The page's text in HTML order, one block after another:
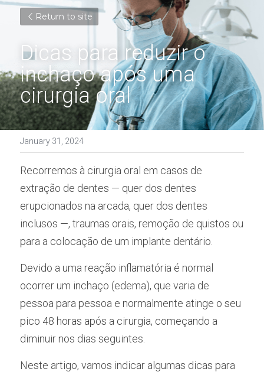
Return to site
Dicas para reduzir o
inchaço após uma
cirurgia oral
January 31, 2024
Recorremos à cirurgia oral em casos de
extração de dentes — quer dos dentes
erupcionados na arcada, quer dos dentes
inclusos —, traumas orais, remoção de quistos ou
para a colocação de um implante dentário.
Devido a uma reação inflamatória é normal
ocorrer um inchaço (edema), que varia de
pessoa para pessoa e normalmente atinge o seu
pico 48 horas após a cirurgia, começando a
diminuir nos dias seguintes.
Neste artigo, vamos indicar algumas dicas para